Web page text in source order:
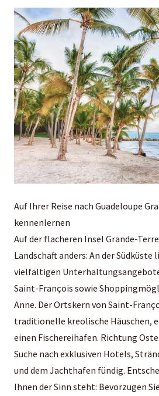
Auf Ihrer Reise nach Guadeloupe
kennenlernen
Auf der flacheren Insel Grande-
Landschaft anders: An der
vielfältigen
Saint-François sowie
Anne. Der Ortskern von Saint-
traditionelle kreolische Häuschen,
einen Fischereihafen. Richtung
Suche nach exklusiven Hotels,
und dem Jachthafen fündig.
Ihnen der Sinn steht: Bevorzugen